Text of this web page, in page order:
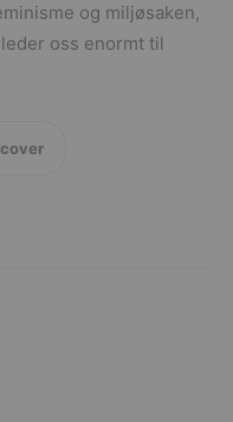
og miljøsaken,
oss enormt til